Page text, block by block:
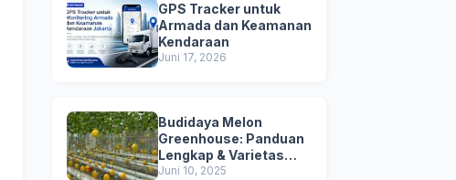
GPS Tracker untuk
Armada dan Keamanan
Kendaraan
Juni 17, 2026
Budidaya Melon
Greenhouse: Panduan
Lengkap & Varietas
Unggul
Juni 10, 2025